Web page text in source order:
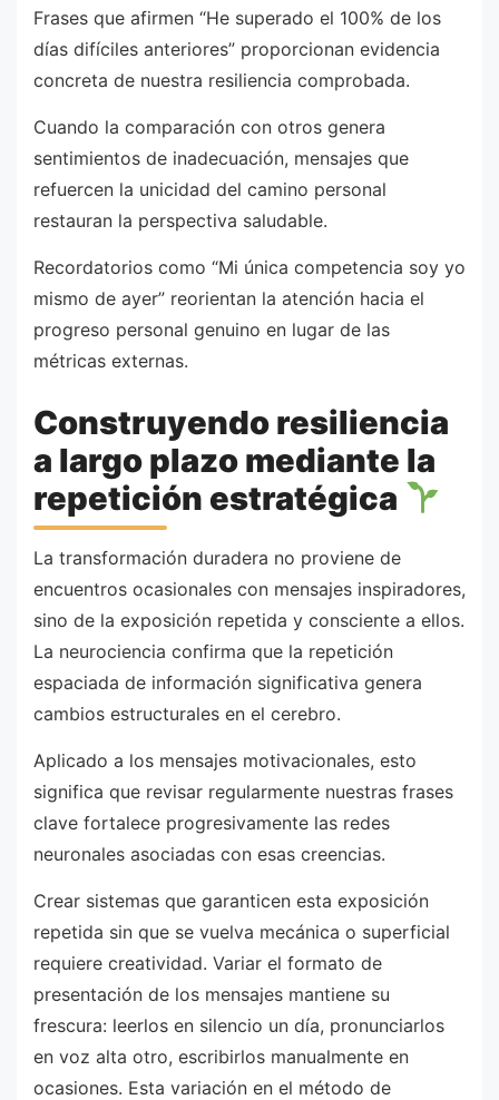
Frases que afirmen “He superado el 100% de los
días difíciles anteriores” proporcionan evidencia
concreta de nuestra resiliencia comprobada.
Cuando la comparación con otros genera
sentimientos de inadecuación, mensajes que
refuercen la unicidad del camino personal
restauran la perspectiva saludable.
Recordatorios como “Mi única competencia soy yo
mismo de ayer” reorientan la atención hacia el
progreso personal genuino en lugar de las
métricas externas.
Construyendo resiliencia
a largo plazo mediante la
repetición estratégica
La transformación duradera no proviene de
encuentros ocasionales con mensajes inspiradores,
sino de la exposición repetida y consciente a ellos.
La neurociencia confirma que la repetición
espaciada de información significativa genera
cambios estructurales en el cerebro.
Aplicado a los mensajes motivacionales, esto
significa que revisar regularmente nuestras frases
clave fortalece progresivamente las redes
neuronales asociadas con esas creencias.
Crear sistemas que garanticen esta exposición
repetida sin que se vuelva mecánica o superficial
requiere creatividad. Variar el formato de
presentación de los mensajes mantiene su
frescura: leerlos en silencio un día, pronunciarlos
en voz alta otro, escribirlos manualmente en
ocasiones. Esta variación en el método de